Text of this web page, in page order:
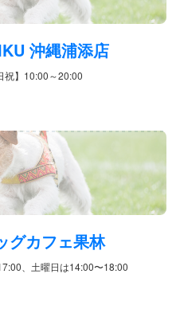
沖縄浦添店
祝】10:00～20:00
グカフェ果林
、土曜日は14:00〜18:00